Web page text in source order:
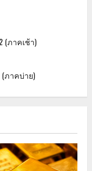
(ภาคเช้า)
ภาคบ่าย)